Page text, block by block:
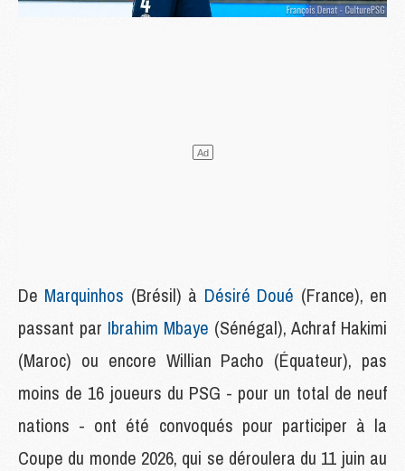
De Marquinhos (Brésil) à Désiré Doué (France), en
passant par Ibrahim Mbaye (Sénégal), Achraf Hakimi
(Maroc) ou encore Willian Pacho (Équateur), pas
moins de 16 joueurs du PSG - pour un total de neuf
nations - ont été convoqués pour participer à la
Coupe du monde 2026, qui se déroulera du 11 juin au